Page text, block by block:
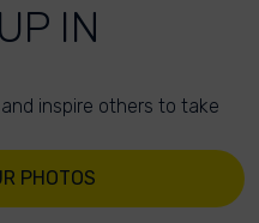
IN
inspire others to take
PHOTOS